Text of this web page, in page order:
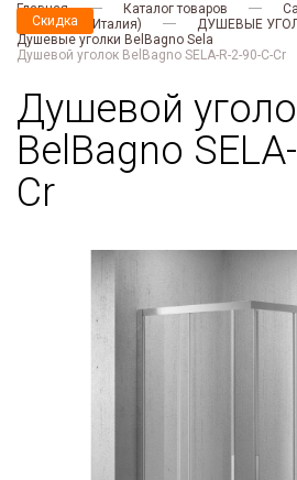
Главная Каталог товаров
BELBAGNO (Италия)
ДУШЕВЫЕ
Душевые уголки BelBagno Sela
Душевой уголок BelBagno SELA-R-2-90-C-Cr
Душевой
BelBagno
Cr
Скидка